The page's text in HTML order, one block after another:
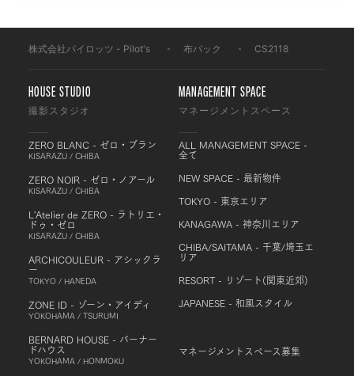
株式会社パイロッツ - Pilot's 布バック CS2118
HOUSE STUDIO
撮影スタジオ
ZERO BLANC - ゼロ・ブラン
KISARAZU / CHIBA
ZERO NOIR - ゼロ・ノアール
KISARAZU / CHIBA
L'Atelier de ZERO - ラトリエ・
ドゥ・ゼロ
KISARAZU / CHIBA
ARCHICOULEUR - アシックラ
ー
TOKYO / HANEDA
ZONE ID - ゾーン・アイディ
YOKOHAMA / TSURUMI
BERNARD HOUSE - バーナー
ドハウス
YOKOHAMA / HONMOKU
MANAGEMENT SPACE
マネージメントスペース
ALL MANAGEMENT SPACE -
全て
NEW SPACE - 最新物件
TOKYO - 東京エリア
KANAGAWA - 神奈川エリア
CHIBA/SAITAMA - 千葉/埼玉エ
リア
RESORT - リゾート(関東近郊)
JAPANESE - 和風スタイル
マネージメントスペース募集